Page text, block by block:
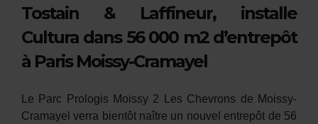
Tostain & Laffineur, installe
Cultura dans 56 000 m2 d’entrepôt
à Paris Moissy-Cramayel
Le Parc Prologis Moissy 2 Les Chevrons de Moissy-
Cramayel verra bientôt naître un nouvel entrepôt de 56